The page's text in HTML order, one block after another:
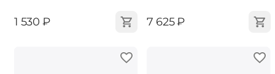
‍1 530‍ ₽ ‍7 625‍₽